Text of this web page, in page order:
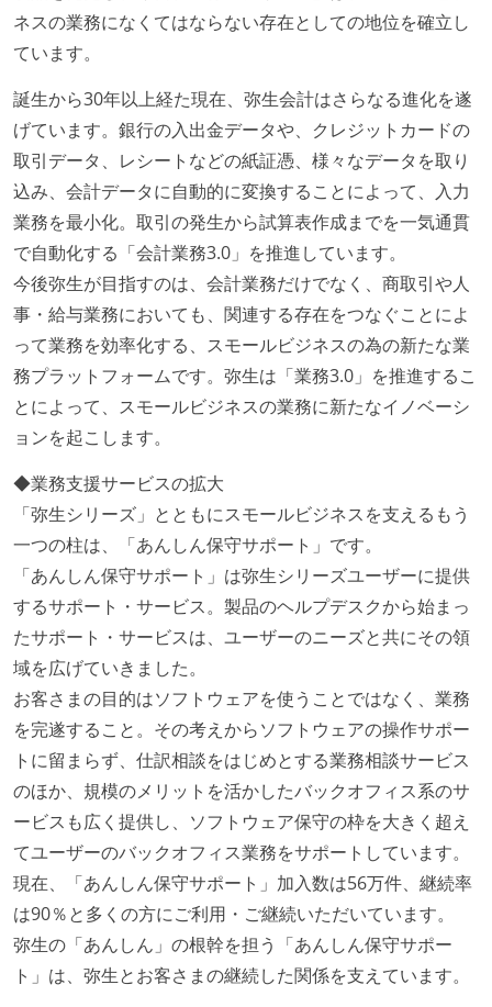
ネスの業務になくてはならない存在としての地位を確立し
ています。
誕生から30年以上経た現在、弥生会計はさらなる進化を遂
げています。銀行の入出金データや、クレジットカードの
取引データ、レシートなどの紙証憑、様々なデータを取り
込み、会計データに自動的に変換することによって、入力
業務を最小化。取引の発生から試算表作成までを一気通貫
で自動化する「会計業務3.0」を推進しています。
今後弥生が目指すのは、会計業務だけでなく、商取引や人
事・給与業務においても、関連する存在をつなぐことによ
って業務を効率化する、スモールビジネスの為の新たな業
務プラットフォームです。弥生は「業務3.0」を推進するこ
とによって、スモールビジネスの業務に新たなイノベーシ
ョンを起こします。
◆業務支援サービスの拡大
「弥生シリーズ」とともにスモールビジネスを支えるもう
一つの柱は、「あんしん保守サポート」です。
「あんしん保守サポート」は弥生シリーズユーザーに提供
するサポート・サービス。製品のヘルプデスクから始まっ
たサポート・サービスは、ユーザーのニーズと共にその領
域を広げていきました。
お客さまの目的はソフトウェアを使うことではなく、業務
を完遂すること。その考えからソフトウェアの操作サポー
トに留まらず、仕訳相談をはじめとする業務相談サービス
のほか、規模のメリットを活かしたバックオフィス系のサ
ービスも広く提供し、ソフトウェア保守の枠を大きく超え
てユーザーのバックオフィス業務をサポートしています。
現在、「あんしん保守サポート」加入数は56万件、継続率
は90％と多くの方にご利用・ご継続いただいています。
弥生の「あんしん」の根幹を担う「あんしん保守サポー
ト」は、弥生とお客さまの継続した関係を支えています。